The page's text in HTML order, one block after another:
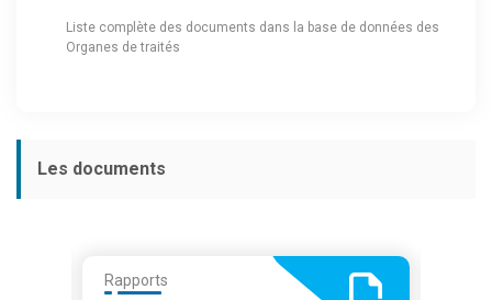
Liste complète des documents dans la base de données des
Organes de traités
Les documents
Rapports